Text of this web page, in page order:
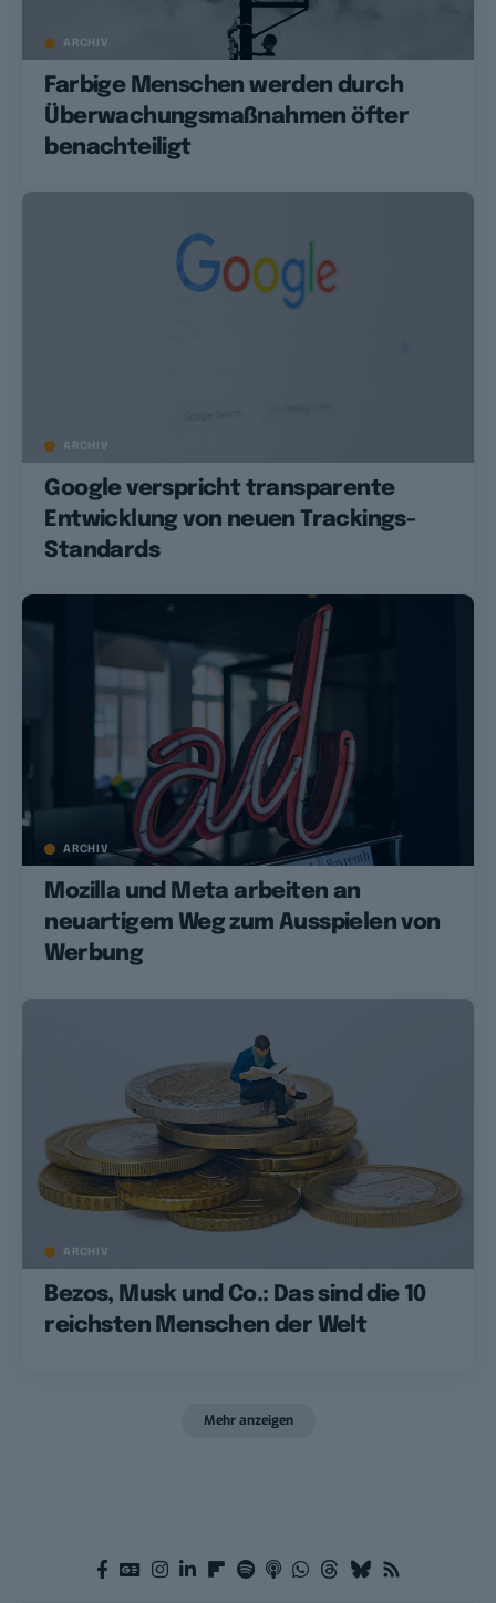
ARCHIV
Farbige Menschen werden durch
Überwachungsmaßnahmen öfter
benachteiligt
ARCHIV
Google verspricht transparente
Entwicklung von neuen Trackings-
Standards
ARCHIV
Mozilla und Meta arbeiten an
neuartigem Weg zum Ausspielen von
Werbung
ARCHIV
Bezos, Musk und Co.: Das sind die 10
reichsten Menschen der Welt
Mehr anzeigen